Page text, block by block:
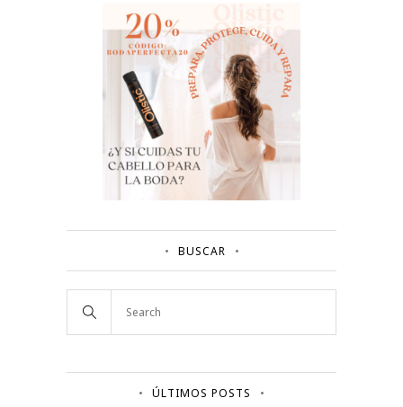
BUSCAR
ÚLTIMOS POSTS